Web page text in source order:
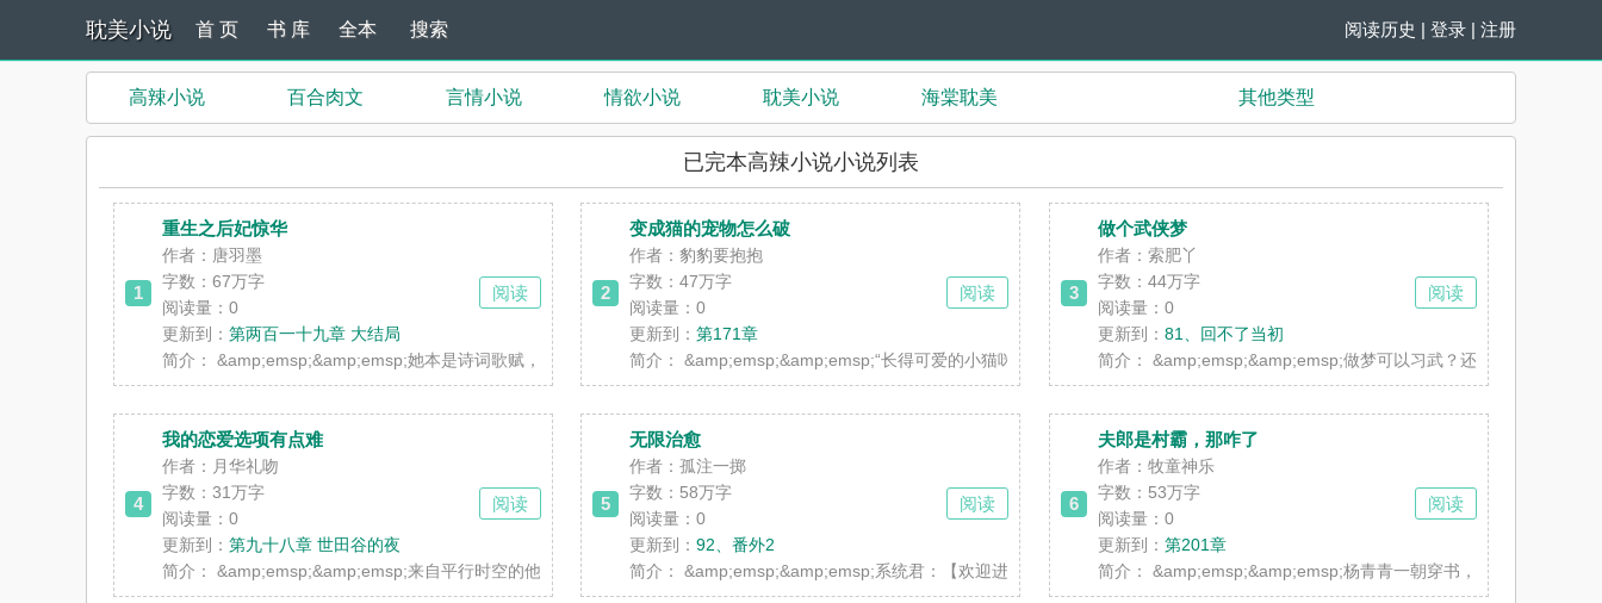
耽美小说 阅读历史 | 登录 | 注册
首 页 书 库 全本 搜索
高辣小说 百合肉文 言情小说 情欲小说 耽美小说 海棠耽美 其他类型
已完本高辣小说小说列表
1
重生之后妃惊华
作者：唐羽墨
字数：67万字
阅读量：0
更新到： 第两百一十九章 大结局
简介：
&amp;emsp;&amp;emsp;她本是诗词歌赋，琴棋书画样样精通，生性孤傲的凉州第一奇女子。两年苦熬，千里相救，为了六王爷历尽生死难关。却不想到头来，她只是六王爷救自己心爱的
阅读 2
变成猫的宠物怎么破
作者：豹豹要抱抱
字数：47万字
阅读量：0
更新到：第171章
简介：
&amp;emsp;&amp;emsp;“长得可爱的小猫咪就是要被爸爸吃掉的！” &amp;emsp;&amp;emsp;这是贺舟的口头禅，爱猫
阅读 3
做个武侠梦
作者：索肥丫
字数：44万字
阅读量：0
更新到：81、回不了当初
简介：
&amp;emsp;&amp;emsp;做梦可以习武？还能进化？怕不
阅读
4
我的恋爱选项有点难
作者：月华礼吻
字数：31万字
阅读量：0
更新到： 第九十八章 世田谷的夜
简介：
&amp;emsp;&amp;emsp;来自平行时空的他到了樱花纷飞的国度，本来只想沉浸在平淡而悠长的日常中。 &amp;emsp;&amp;emsp;可伴随而来在脑海中的游戏，经常出现选项让他做出
阅读 5
无限治愈
作者：孤注一掷
字数：58万字
阅读量：0
更新到：92、番外2
简介：
&amp;emsp;&amp;emsp;系统君：【欢迎进入《储爱槽灌溉计划》，请在绝不OOC的前提下，努力通关。】
阅读 6
夫郎是村霸，那咋了
作者：牧童神乐
字数：53万字
阅读量：0
更新到：第201章
简介：
&amp;emsp;&amp;emsp;杨青青一朝穿书，魂穿傻白甜懦
阅读